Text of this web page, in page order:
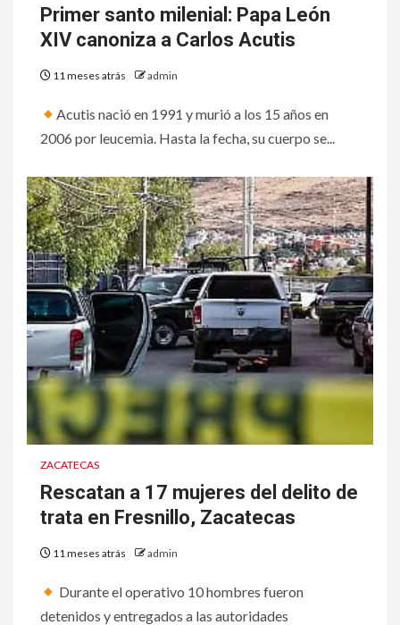
Primer santo milenial: Papa León
XIV canoniza a Carlos Acutis
11 meses atrás admin
Acutis nació en 1991 y murió a los 15 años en
2006 por leucemia. Hasta la fecha, su cuerpo se...
ZACATECAS
Rescatan a 17 mujeres del delito de
trata en Fresnillo, Zacatecas
11 meses atrás admin
Durante el operativo 10 hombres fueron
detenidos y entregados a las autoridades